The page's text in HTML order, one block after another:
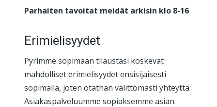
Parhaiten tavoitat meidät arkisin klo 8-16
Erimielisyydet
Pyrimme sopimaan tilaustasi koskevat
mahdolliset erimielisyydet ensisijaisesti
sopimalla, joten otathan välittömästi yhteyttä
Asiakaspalveluumme sopiaksemme asian.